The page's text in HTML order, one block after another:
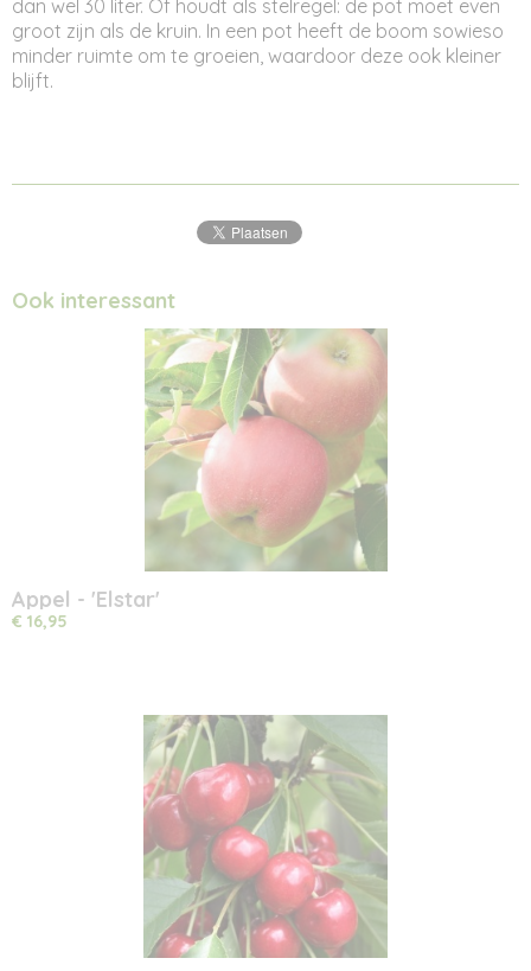
dan wel 30 liter. Of houdt als stelregel: de pot moet even
groot zijn als de kruin. In een pot heeft de boom sowieso
minder ruimte om te groeien, waardoor deze ook kleiner
blijft.
Ook interessant
Appel - 'Elstar'
€ 16,95